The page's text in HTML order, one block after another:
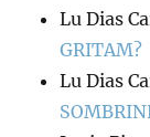
Lu Dias
GRITAM?
Lu Dias